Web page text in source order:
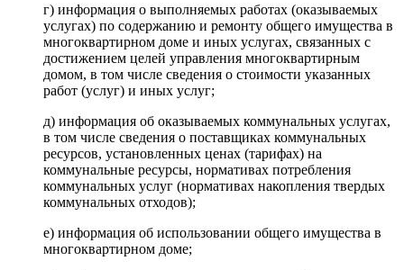
г) информация о выполняемых работах (оказываемых
услугах) по содержанию и ремонту общего имущества в
многоквартирном доме и иных услугах, связанных с
достижением целей управления многоквартирным
домом, в том числе сведения о стоимости указанных
работ (услуг) и иных услуг;
д) информация об оказываемых коммунальных услугах,
в том числе сведения о поставщиках коммунальных
ресурсов, установленных ценах (тарифах) на
коммунальные ресурсы, нормативах потребления
коммунальных услуг (нормативах накопления твердых
коммунальных отходов);
е) информация об использовании общего имущества в
многоквартирном доме;